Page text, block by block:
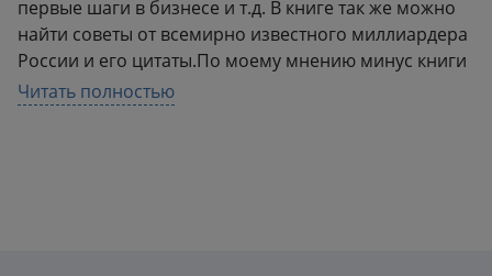
первые шаги в бизнесе и т.д. В книге так же можно
найти советы от всемирно известного миллиардера
России и его цитаты.По моему мнению минус книги
в том, что перед автором стояла задача разгадать
почему и как Абрамович заработал такое
Читать полностью